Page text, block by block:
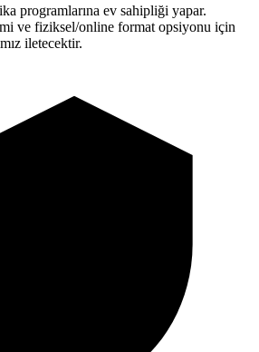
programlarına ev sahipliği yapar.
ve fiziksel/online format opsiyonu için
iletecektir.